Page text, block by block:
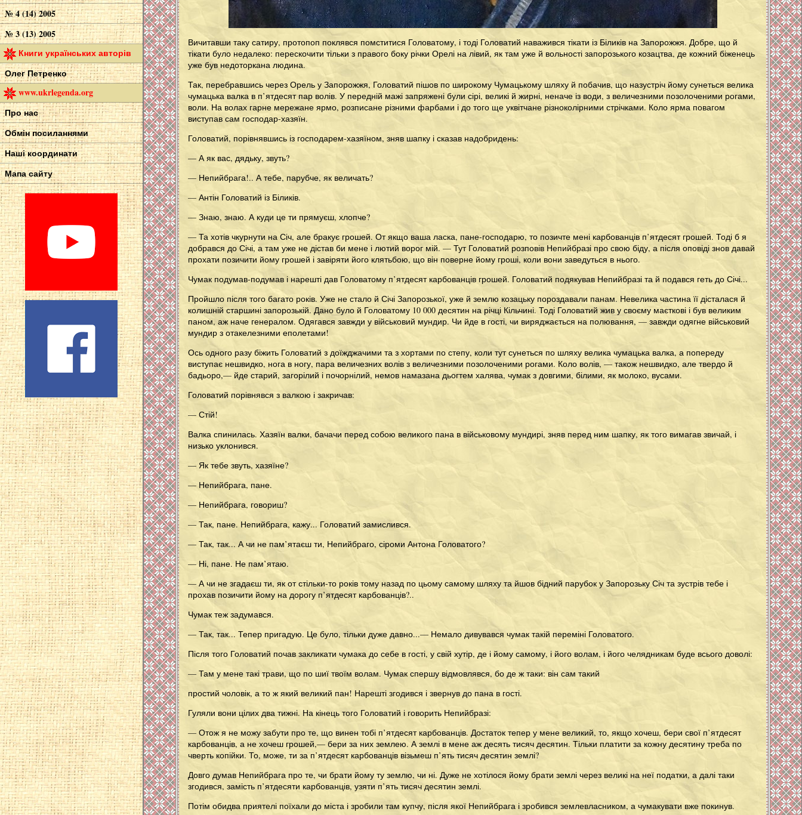
№ 4 (14) 2005
№ 3 (13) 2005
Книги українських авторів
Олег Петренко
www.ukrlegenda.org
Про нас
Обмін посиланнями
Наші координати
Мапа сайту
Вичитавши таку сатиру, протопоп поклявся помститися Головатому, і тоді Головатий наважився тікати із Біликів на Запорожжя. Добре, що й
тікати було недалеко: перескочити тільки з правого боку річки Орелі на лівий, як там уже й вольності запорозького козацтва, де кожний біженець
уже був недоторкана людина.
Так, перебравшись через Орель у Запорожжя, Головатий пішов по широкому Чумацькому шляху й побачив, що назустріч йому сунеться велика
чумацька валка в п’ятдесят пар волів. У передній мажі запряжені були сірі, великі й жирні, неначе із води, з величезними позолоченими рогами,
воли. На волах гарне мережане ярмо, розписане різними фарбами і до того ще уквітчане різноколірними стрічками. Коло ярма повагом
виступав сам господар-хазяїн.
Головатий, порівнявшись із господарем-хазяїном, зняв шапку і сказав надобридень:
— А як вас, дядьку, звуть?
— Непийбрага!.. А тебе, парубче, як величать?
— Антін Головатий із Біликів.
— Знаю, знаю. А куди це ти прямуєш, хлопче?
— Та хотів чкурнути на Січ, але бракує грошей. От якщо ваша ласка, пане-господарю, то позичте мені карбованців п’ятдесят грошей. Тоді б я
добрався до Січі, а там уже не дістав би мене і лютий ворог мій. — Тут Головатий розповів Непийбразі про свою біду, а після оповіді знов давай
прохати позичити йому грошей і завіряти його клятьбою, що він поверне йому гроші, коли вони заведуться в нього.
Чумак подумав-подумав і нарешті дав Головатому п’ятдесят карбованців грошей. Головатий подякував Непийбразі та й подався геть до Січі...
Пройшло після того багато років. Уже не стало й Січі Запорозької, уже й землю козацьку пороздавали панам. Невелика частина її дісталася й
колишній старшині запорозькій. Дано було й Головатому 10 000 десятин на річці Кільчині. Тоді Головатий жив у своєму маєткові і був великим
паном, аж наче генералом. Одягався завжди у військовий мундир. Чи йде в гості, чи виряджається на полювання, — завжди одягне військовий
мундир з отакелезними еполетами!
Ось одного разу біжить Головатий з доїжджачими та з хортами по степу, коли тут сунеться по шляху велика чумацька валка, а попереду
виступає нешвидко, нога в ногу, пара величезних волів з величезними позолоченими рогами. Коло волів, — також нешвидко, але твердо й
бадьоро,— йде старий, загорілий і почорнілий, немов намазана дьогтем халява, чумак з довгими, білими, як молоко, вусами.
Головатий порівнявся з валкою і закричав:
— Стій!
Валка спинилась. Хазяїн валки, бачачи перед собою великого пана в військовому мундирі, зняв перед ним шапку, як того вимагав звичай, і
низько уклонився.
— Як тебе звуть, хазяїне?
— Непийбрага, пане.
— Непийбрага, говориш?
— Так, пане. Непийбрага, кажу... Головатий замислився.
— Так, так... А чи не пам’ятаєш ти, Непийбраго, сіроми Антона Головатого?
— Ні, пане. Не пам’ятаю.
— А чи не згадаєш ти, як от стільки-то років тому назад по цьому самому шляху та йшов бідний парубок у Запорозьку Січ та зустрів тебе і
прохав позичити йому на дорогу п’ятдесят карбованців?..
Чумак теж задумався.
— Так, так... Тепер пригадую. Це було, тільки дуже давно...— Немало дивувався чумак такій переміні Головатого.
Після того Головатий почав закликати чумака до себе в гості, у свій хутір, де і йому самому, і його волам, і його челядникам буде всього доволі:
— Там у мене такі трави, що по шиї твоїм волам. Чумак спершу відмовлявся, бо де ж таки: він сам такий
простий чоловік, а то ж який великий пан! Нарешті згодився і звернув до пана в гості.
Гуляли вони цілих два тижні. На кінець того Головатий і говорить Непийбразі:
— Отож я не можу забути про те, що винен тобі п’ятдесят карбованців. Достаток тепер у мене великий, то, якщо хочеш, бери свої п’ятдесят
карбованців, а не хочеш грошей,— бери за них землею. А землі в мене аж десять тисяч десятин. Тільки платити за кожну десятину треба по
чверть копійки. То, може, ти за п’ятдесят карбованців візьмеш п’ять тисяч десятин землі?
Довго думав Непийбрага про те, чи брати йому ту землю, чи ні. Дуже не хотілося йому брати землі через великі на неї податки, а далі таки
згодився, замість п’ятдесяти карбованців, узяти п’ять тисяч десятин землі.
Потім обидва приятелі поїхали до міста і зробили там купчу, після якої Непийбрага і зробився землевласником, а чумакувати вже покинув.